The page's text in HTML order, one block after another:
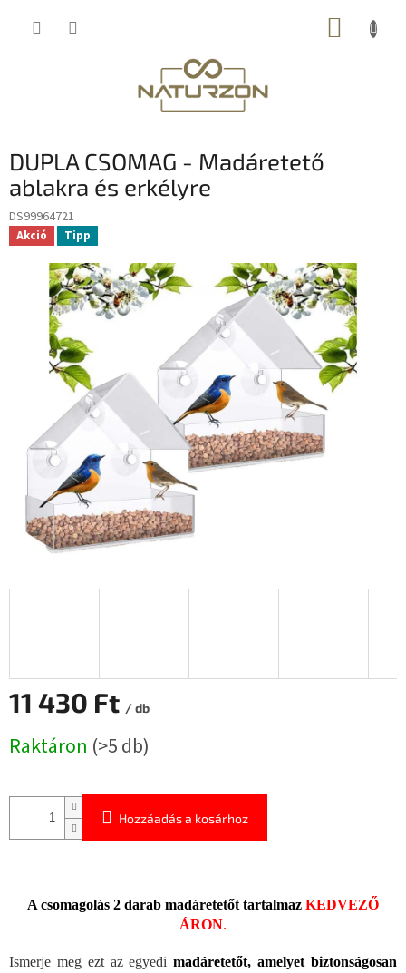
KOSÁR
DUPLA CSOMAG - Madáretető
ablakra és erkélyre
DS99964721
Akció Tipp
11 430 Ft / db
Raktáron (>5 db)
Hozzáadás a kosárhoz
A csomagolás 2 darab madáretetőt tartalmaz KEDVEZŐ
ÁRON.
Ismerje meg ezt az egyedimadáretetőt, amelyet biztonságosan